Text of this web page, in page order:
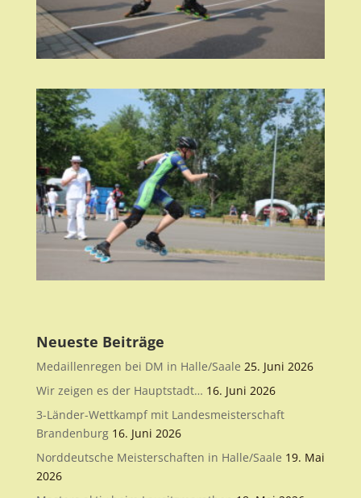
Neueste Beiträge
Medaillenregen bei DM in Halle/Saale 25. Juni 2026
Wir zeigen es der Hauptstadt… 16. Juni 2026
3-Länder-Wettkampf mit Landesmeisterschaft
Brandenburg 16. Juni 2026
Norddeutsche Meisterschaften in Halle/Saale 19. Mai
2026